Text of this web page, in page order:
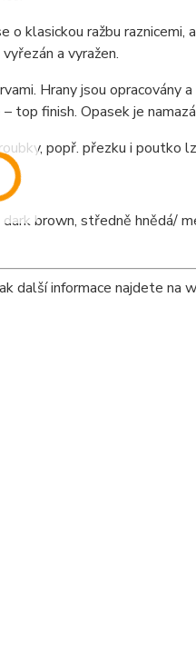
o klasickou ražbu
a vyražen.
Hrany jsou opracovány
finish. Opasek je
popř. přezku i poutko
brown, středně hnědá/
další informace najdete na